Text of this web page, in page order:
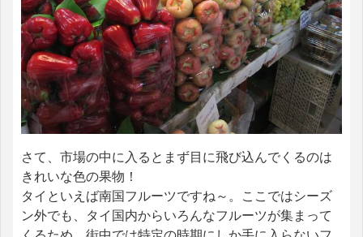
さて、市場の中に入るとまず目に飛び込んでくるのは
きれいな色の果物！
タイといえば南国フルーツですね～。ここではシーズ
ン外でも、タイ国内からいろんなフルーツが集まって